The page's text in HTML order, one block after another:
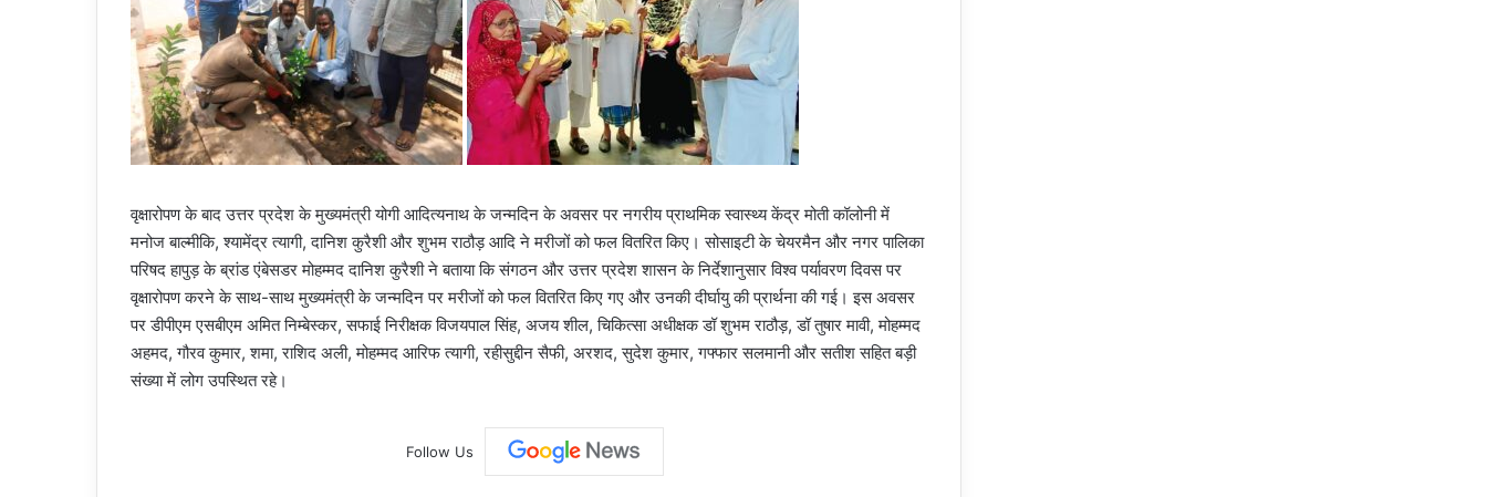
वृक्षारोपण के बाद उत्तर प्रदेश के मुख्यमंत्री योगी आदित्यनाथ के जन्मदिन के अवसर पर नगरीय प्राथमिक स्वास्थ्य केंद्र मोती कॉलोनी में
मनोज बाल्मीकि, श्यामेंद्र त्यागी, दानिश कुरैशी और शुभम राठौड़ आदि ने मरीजों को फल वितरित किए। सोसाइटी के चेयरमैन और नगर पालिका
परिषद हापुड़ के ब्रांड एंबेसडर मोहम्मद दानिश कुरैशी ने बताया कि संगठन और उत्तर प्रदेश शासन के निर्देशानुसार विश्व पर्यावरण दिवस पर
वृक्षारोपण करने के साथ-साथ मुख्यमंत्री के जन्मदिन पर मरीजों को फल वितरित किए गए और उनकी दीर्घायु की प्रार्थना की गई। इस अवसर
पर डीपीएम एसबीएम अमित निम्बेस्कर, सफाई निरीक्षक विजयपाल सिंह, अजय शील, चिकित्सा अधीक्षक डॉ शुभम राठौड़, डॉ तुषार मावी, मोहम्मद
अहमद, गौरव कुमार, शमा, राशिद अली, मोहम्मद आरिफ त्यागी, रहीसुद्दीन सैफी, अरशद, सुदेश कुमार, गफ्फार सलमानी और सतीश सहित बड़ी
संख्या में लोग उपस्थित रहे।
Follow Us